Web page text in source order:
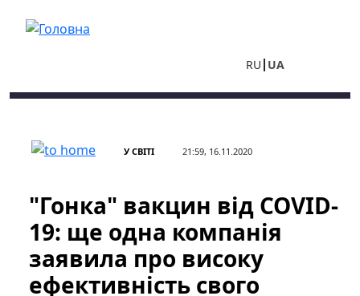
RU UA
У СВІТІ 21:59, 16.11.2020
"Гонка" вакцин від COVID-
19: ще одна компанія
заявила про високу
ефективність свого